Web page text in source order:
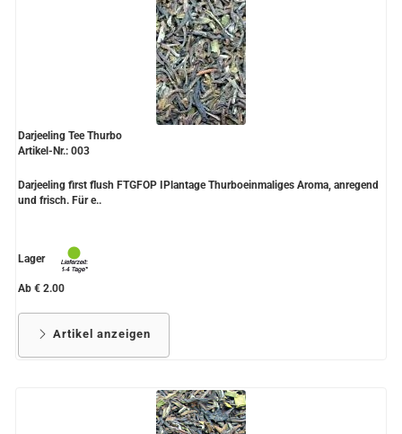
Darjeeling Tee Thurbo
Artikel-Nr.: 003
Darjeeling first flush FTGFOP IPlantage Thurboeinmaliges Aroma, anregend
und frisch. Für e..
Lager
Ab € 2.00
Artikel anzeigen